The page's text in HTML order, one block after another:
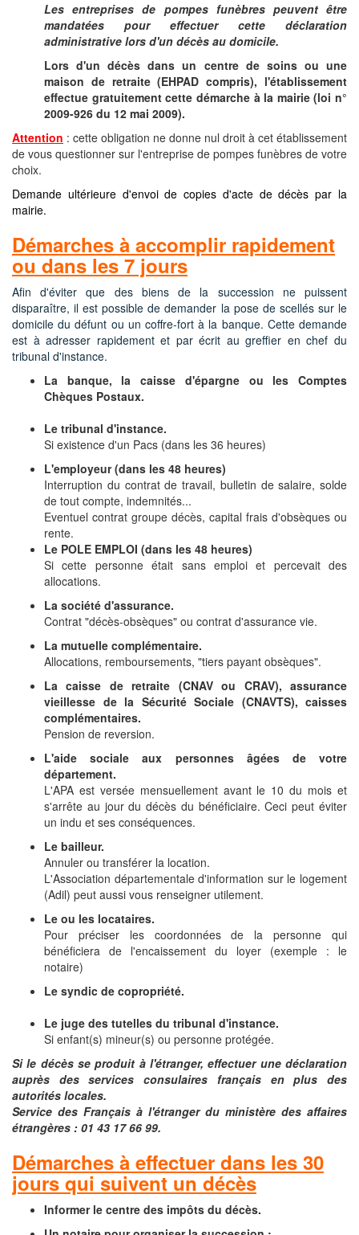
Les entreprises de pompes funèbres peuvent être
mandatées pour effectuer cette déclaration
administrative lors d'un décès au domicile.
Lors d'un décès dans un centre de soins ou une
maison de retraite (EHPAD compris), l'établissement
effectue gratuitement cette démarche à la mairie (loi n°
2009-926 du 12 mai 2009).
Attention : cette obligation ne donne nul droit à cet établissement
de vous questionner sur l'entreprise de pompes funèbres de votre
choix.
Demande ultérieure d'envoi de copies d'acte de décès par la
mairie.
Démarches à accomplir rapidement
ou dans les 7 jours
Afin d'éviter que des biens de la succession ne puissent
disparaître, il est possible de demander la pose de scellés sur le
domicile du défunt ou un coffre-fort à la banque. Cette demande
est à adresser rapidement et par écrit au greffier en chef du
tribunal d'instance.
La banque, la caisse d'épargne ou les Comptes
Chèques Postaux.
Le tribunal d'instance.
Si existence d'un Pacs (dans les 36 heures)
L'employeur (dans les 48 heures)
Interruption du contrat de travail, bulletin de salaire, solde
de tout compte, indemnités...
Eventuel contrat groupe décès, capital frais d'obsèques ou
rente.
Le POLE EMPLOI (dans les 48 heures)
Si cette personne était sans emploi et percevait des
allocations.
La société d'assurance.
Contrat "décès-obsèques" ou contrat d'assurance vie.
La mutuelle complémentaire.
Allocations, remboursements, "tiers payant obsèques".
La caisse de retraite (CNAV ou CRAV), assurance
vieillesse de la Sécurité Sociale (CNAVTS), caisses
complémentaires.
Pension de reversion.
L'aide sociale aux personnes âgées de votre
département.
L'APA est versée mensuellement avant le 10 du mois et
s'arrête au jour du décès du bénéficiaire. Ceci peut éviter
un indu et ses conséquences.
Le bailleur.
Annuler ou transférer la location.
L'Association départementale d'information sur le logement
(Adil) peut aussi vous renseigner utilement.
Le ou les locataires.
Pour préciser les coordonnées de la personne qui
bénéficiera de l'encaissement du loyer (exemple : le
notaire)
Le syndic de copropriété.
Le juge des tutelles du tribunal d'instance.
Si enfant(s) mineur(s) ou personne protégée.
Si le décès se produit à l'étranger, effectuer une déclaration
auprès des services consulaires français en plus des
autorités locales.
Service des Français à l'étranger du ministère des affaires
étrangères : 01 43 17 66 99.
Démarches à effectuer dans les 30
jours qui suivent un décès
Informer le centre des impôts du décès.